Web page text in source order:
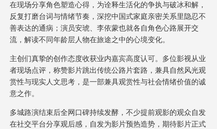
在现场分享角色塑造心得，为诠释生活化的争执与破冰和解，
反复打磨台词与情绪节奏，深挖中国式家庭亲密关系里隐忍不
善表达的通病；演员安琥、李依蒙也就各自角色心路展开交
流，解读不同年龄层人物在旅途之中的心境变化。
主创们真挚的创作态度收获业内嘉宾高度认可。多位影视从业
者现场点评，称赞影片跳出传统公路片套路，兼具自然风光观
赏性与现实人文思考，是一部兼具观赏性与社会情绪价值的诚
意之作。
多城路演结束后全网口碑持续发酵，不少提前观影的观众自发
在社交平台分享观后感，自发为影片预热造势，期待影片正式